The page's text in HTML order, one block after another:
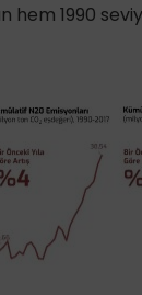
hem 1990